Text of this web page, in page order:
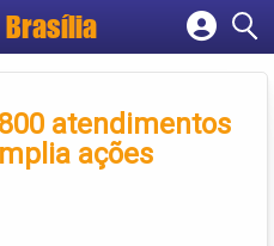
Brasília
empresa
contaatendimentos
ações